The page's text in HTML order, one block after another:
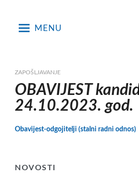
MENU
ZAPOŠLJAVANJE
OBAVIJEST
24.10.2023. god.
Obavijest-odgojitelji (stalni radni odnos)
NOVOSTI